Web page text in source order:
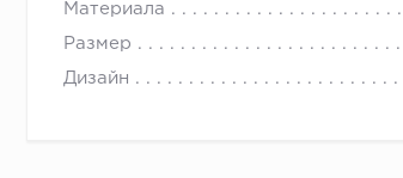
Материала
Размер
Дизайн